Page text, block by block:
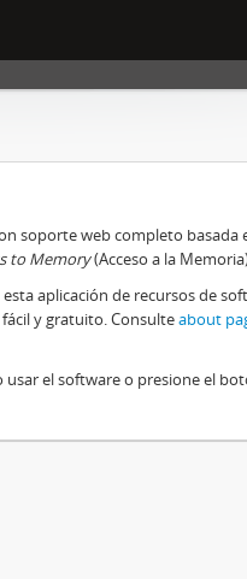
soporte web completo basada
to Memory(Acceso a la
aplicación de recursos de
y gratuito. Consulteabout
usar el software o presione el